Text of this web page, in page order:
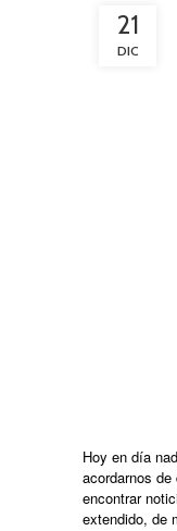
21
DIC
Hoy en día
acordarnos
encontrar
extendido, de